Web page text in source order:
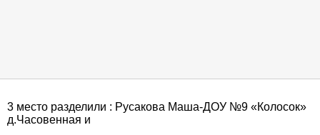
3 место разделили : Русакова Маша-ДОУ №9 «Колосок»
д.Часовенная и